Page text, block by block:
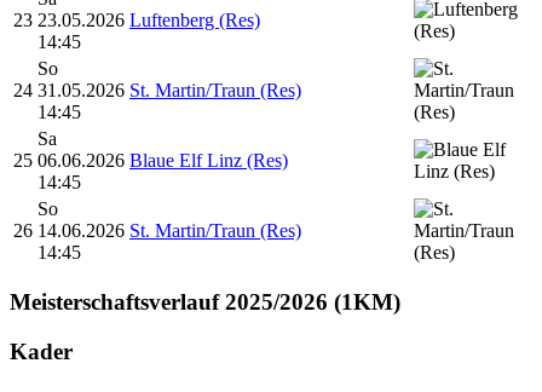
23 23.05.2026
14:45
Luftenberg (Res)
24
So
31.05.2026
14:45
St. Martin/Traun (Res)
25
Sa
06.06.2026
14:45
Blaue Elf Linz (Res)
26
So
14.06.2026
14:45
St. Martin/Traun (Res)
Meisterschaftsverlauf2025/2026 (1KM)
Kader